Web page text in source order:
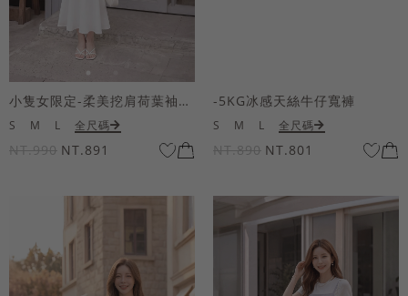
小隻女限定-柔美挖肩荷葉袖魚尾長洋裝
S M L 全尺碼
NT.990 NT.891
-5KG冰感天絲牛仔寬褲
S M L 全尺碼
NT.890 NT.801